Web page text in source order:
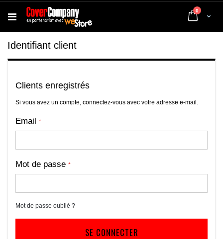
Cart
0 articles
Identifiant client
Clients enregistrés
Si vous avez un compte, connectez-vous avec votre adresse e-mail.
Email
Mot de passe
Mot de passe oublié ?
SE CONNECTER